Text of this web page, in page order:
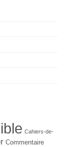
Cahiers-de-
Commentaire